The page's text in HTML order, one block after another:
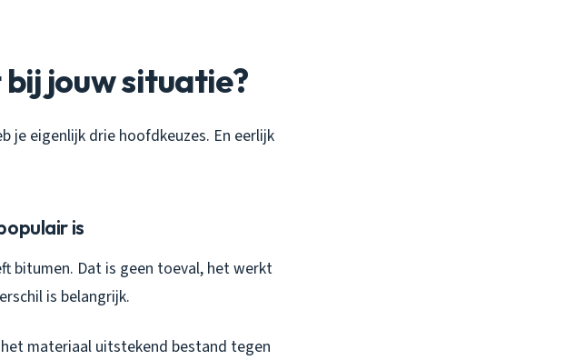
jouw situatie?
je eigenlijk drie hoofdkeuzes. En eerlijk
is
bitumen. Dat is geen toeval, het werkt
is belangrijk.
materiaal uitstekend bestand tegen